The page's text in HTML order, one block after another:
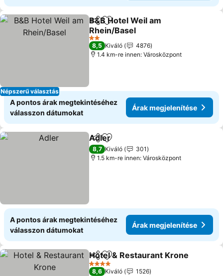
Népszerű választás
Megosztás
Hozzáadás a kedvencekhez
B&B Hotel Weil am
Rhein/Basel
2 Kategória
8,5 Kiváló
4876
1.4 km-re innen: Városközpont
A pontos árak megtekintéséhez
válasszon dátumokat
Árak megjelenítése
MegosztásHozzáadás a kedvencekhez
Adler
8,7 Kiváló
301
1.5 km-re innen: Városközpont
A pontos árak megtekintéséhez
válasszon dátumokat
Árak megjelenítése
Megosztás
Hozzáadás a kedvencekhez
Hotel & Restaurant Krone
4 Kategória
8,6 Kiváló
1526